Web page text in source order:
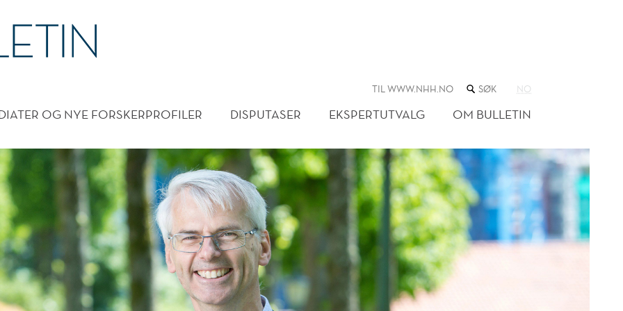
TIL WWW.NHH.NO SØK
NETTSTEDET
NO
OG NYE FORSKERPROFILER DISPUTASER EKSPERTUTVALG OM BULLETIN